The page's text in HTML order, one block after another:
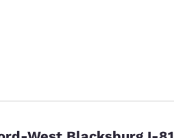
229 Bewertungen